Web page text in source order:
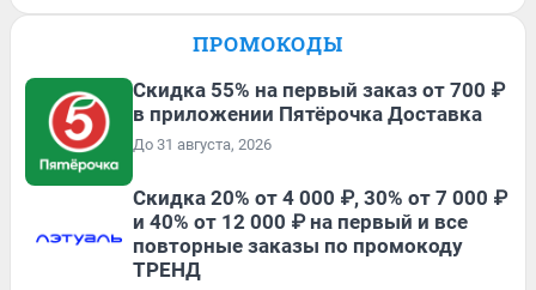
ПРОМОКОДЫ
Скидка 55% на первый заказ от 700 ₽
в приложении Пятёрочка Доставка
До 31 августа, 2026
Скидка 20% от 4 000 ₽, 30% от 7 000 ₽
и 40% от 12 000 ₽ на первый и все
повторные заказы по промокоду
ТРЕНД